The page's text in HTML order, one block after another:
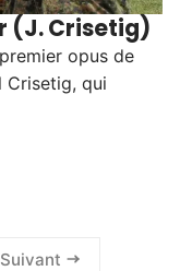
(J. Crisetig)
opus de
Crisetig, qui
Suivant